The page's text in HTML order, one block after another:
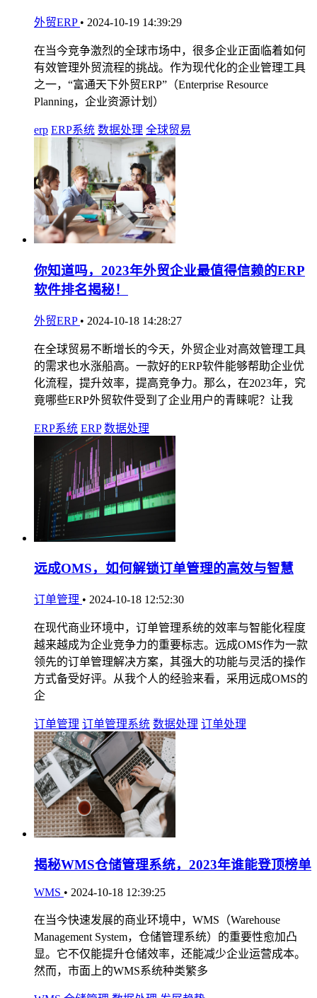
外贸ERP • 2024-10-19 14:39:29
在当今竞争激烈的全球市场中，很多企业正面临着如何
有效管理外贸流程的挑战。作为现代化的企业管理工具
之一，“富通天下外贸ERP”（Enterprise Resource
Planning，企业资源计划）
erp ERP系统 数据处理 全球贸易
你知道吗，2023年外贸企业最值得信赖的ERP
软件排名揭秘！
外贸ERP • 2024-10-18 14:28:27
在全球贸易不断增长的今天，外贸企业对高效管理工具
的需求也水涨船高。一款好的ERP软件能够帮助企业优
化流程，提升效率，提高竞争力。那么，在2023年，究
竟哪些ERP外贸软件受到了企业用户的青睐呢？让我
ERP系统 ERP 数据处理
远成OMS，如何解锁订单管理的高效与智慧
订单管理 • 2024-10-18 12:52:30
在现代商业环境中，订单管理系统的效率与智能化程度
越来越成为企业竞争力的重要标志。远成OMS作为一款
领先的订单管理解决方案，其强大的功能与灵活的操作
方式备受好评。从我个人的经验来看，采用远成OMS的
企
订单管理 订单管理系统 数据处理 订单处理
揭秘WMS仓储管理系统，2023年谁能登顶榜单
WMS • 2024-10-18 12:39:25
在当今快速发展的商业环境中，WMS（Warehouse
Management System，仓储管理系统）的重要性愈加凸
显。它不仅能提升仓储效率，还能减少企业运营成本。
然而，市面上的WMS系统种类繁多